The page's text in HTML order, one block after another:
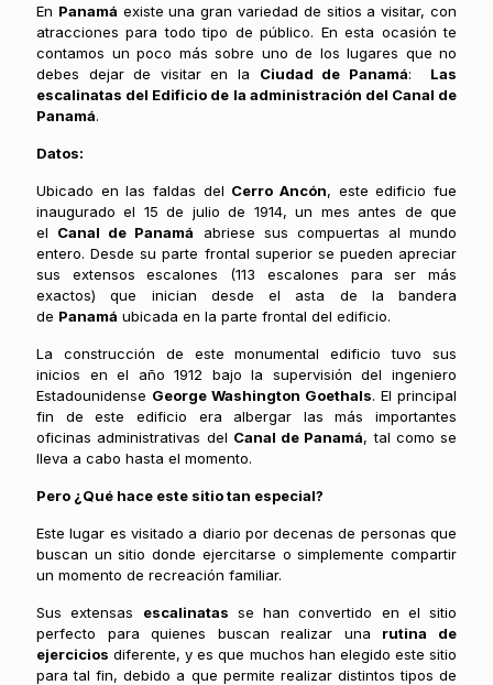
En Panamá existe una gran variedad de sitios a visitar, con
atracciones para todo tipo de público. En esta ocasión te
contamos un poco más sobre uno de los lugares que no
debes dejar de visitar en la Ciudad de Panamá: Las
escalinatas del Edificio de la administración del Canal de
Panamá.
Datos:
Ubicado en las faldas del Cerro Ancón, este edificio fue
inaugurado el 15 de julio de 1914, un mes antes de que
el Canal de Panamá abriese sus compuertas al mundo
entero. Desde su parte frontal superior se pueden apreciar
sus extensos escalones (113 escalones para ser más
exactos) que inician desde el asta de la bandera
de Panamá ubicada en la parte frontal del edificio.
La construcción de este monumental edificio tuvo sus
inicios en el año 1912 bajo la supervisión del ingeniero
Estadounidense George Washington Goethals. El principal
fin de este edificio era albergar las más importantes
oficinas administrativas del Canal de Panamá, tal como se
lleva a cabo hasta el momento.
Pero ¿Qué hace este sitio tan especial?
Este lugar es visitado a diario por decenas de personas que
buscan un sitio donde ejercitarse o simplemente compartir
un momento de recreación familiar.
Sus extensas escalinatas se han convertido en el sitio
perfecto para quienes buscan realizar una rutina de
ejercicios diferente, y es que muchos han elegido este sitio
para tal fin, debido a que permite realizar distintos tipos de